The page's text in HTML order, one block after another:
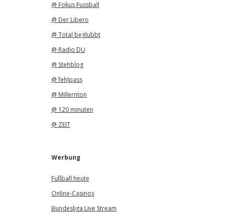
@ Fokus Fussball
@ Der Libero
@ Total beglubbt
@ Radio DU
@ Stehblog
@ fehlpass
@ Millernton
@ 120 minuten
@ ZEIT
Werbung
Fußball heute
Online-Casinos
Bundesliga Live Stream